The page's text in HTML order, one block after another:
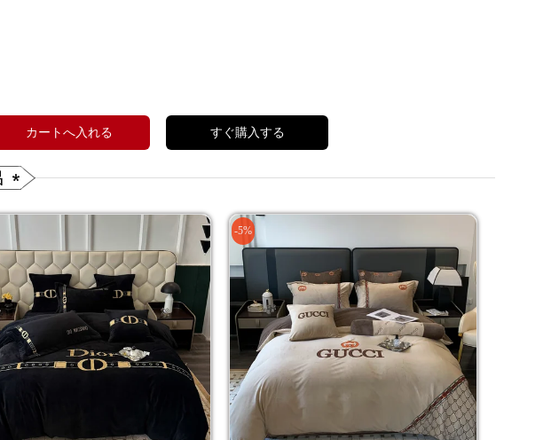
カートへ入れる すぐ購入する
-5%